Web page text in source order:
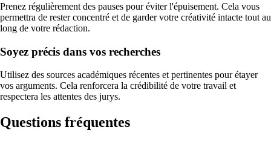
Prenez régulièrement des pauses pour éviter l'épuisement. Cela vous
permettra de rester concentré et de garder votre créativité intacte tout au
long de votre rédaction.
Soyez précis dans vos recherches
Utilisez des sources académiques récentes et pertinentes pour étayer
vos arguments. Cela renforcera la crédibilité de votre travail et
respectera les attentes des jurys.
Questions fréquentes